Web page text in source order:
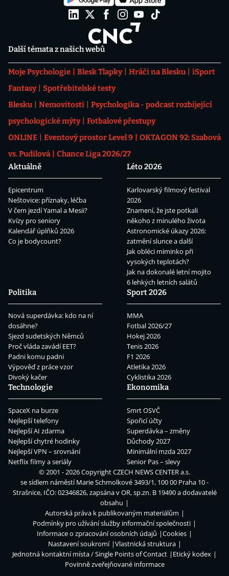
Další témata z našich webů
Moje Psychologie Blesk Tlapky Hráči na Blesku
iSport
Fantasy
Spotřebitelské testy
Blesku
Nemovitosti
Psychologika - podcast rozbíjející
psychologické mýty
Fotbalové přestupy
ONLINE
Eventový prostor Level 9
OKTAGON 92: Szabová
vs. Pudilová
Chance Liga 2026/27
Aktuálně
Epicentrum
Neštovice: příznaky, léčba
V čem jezdí Yamal a Mesii?
Kvízy pro seniory
Kalendář úplňků 2026
Co je bodycount?
Léto 2026
Karlovarský filmový festival
2026
Znamení, že jste potkali
někoho z minulého života
Astronomické úkazy 2026:
zatmění slunce a další
Jak obléci miminko při
vysokých teplotách?
Jak na dokonalé letní mojito
6 lehkých letních salátů
Politika
Nová superdávka: kdo na ní
dosáhne?
Sjezd sudetských Němců
Proč vláda zavádí EET?
Padni komu padni
Výpověď z práce vzor
Divoký kačer
Sport 2026
MMA
Fotbal 2026/27
Hokej 2026
Tenis 2026
F1 2026
Atletika 2026
Cyklistika 2026
Technologie
SpaceX na burze
Nejlepší telefony
Nejlepší AI zdarma
Nejlepší chytré hodinky
Nejlepší VPN – srovnání
Netflix filmy a seriály
Ekonomika
Smrt OSVČ
Spořicí účty
Superdávka – změny
Důchody 2027
Minimální mzda 2027
Senior Pas – slevy
© 2001 - 2026 CopyrightCZECH NEWS CENTER a.s.
se sídlem náměstí Marie Schmolkové 3493/1, 100 00 Praha 10 -
Strašnice, IČO: 02346826, zapsána v OR, sp.zn. B 19490 a dodavatelé
obsahu
Autorská práva k publikovaným materiálům
Podmínky pro užívání služby informační společnosti
Informace o zpracování osobních údajů
Cookies
Nastavení soukromí
Vlastnická struktura
Jednotná kontaktní místa / Single Points of Contact
Etický kodex
Povinně zveřejňované informace